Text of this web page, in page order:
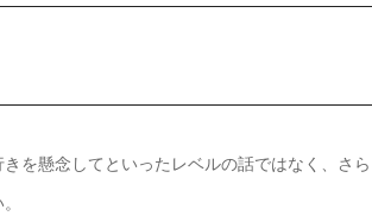
を懸念してといったレベルの話ではなく、さら